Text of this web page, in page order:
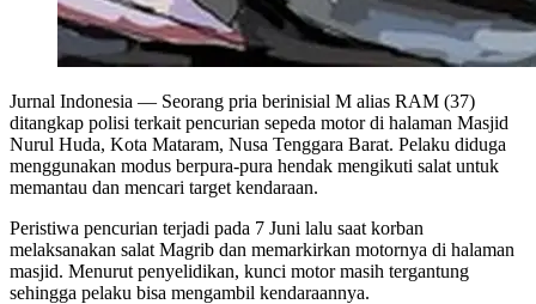
Jurnal Indonesia — Seorang pria berinisial M alias RAM (37)
ditangkap polisi terkait pencurian sepeda motor di halaman Masjid
Nurul Huda, Kota Mataram, Nusa Tenggara Barat. Pelaku diduga
menggunakan modus berpura-pura hendak mengikuti salat untuk
memantau dan mencari target kendaraan.
Peristiwa pencurian terjadi pada 7 Juni lalu saat korban
melaksanakan salat Magrib dan memarkirkan motornya di halaman
masjid. Menurut penyelidikan, kunci motor masih tergantung
sehingga pelaku bisa mengambil kendaraannya.